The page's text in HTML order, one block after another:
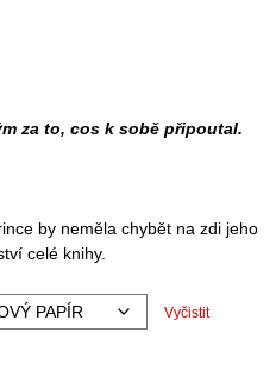
za to, cos k sobě připoutal.
by neměla chybět na zdi jeho
celé knihy.
Vyčistit